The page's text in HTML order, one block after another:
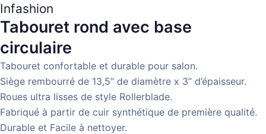
Infashion
Tabouret rond avec base
circulaire
Tabouret confortable et durable pour salon.
Siège rembourré de 13,5’’ de diamètre x 3’’ d’épaisseur.
Roues ultra lisses de style Rollerblade.
Fabriqué à partir de cuir synthétique de première qualité.
Durable et Facile à nettoyer.